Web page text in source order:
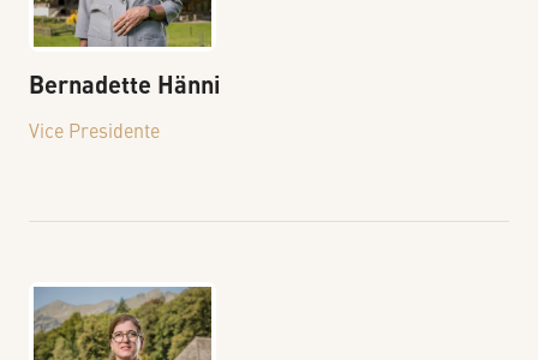
Bernadette Hänni
Vice Presidente